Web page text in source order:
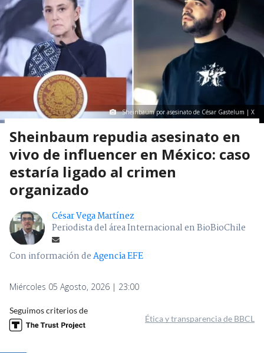
Sheinbaum por asesinato de César Gastelum | X
Sheinbaum repudia asesinato en
vivo de influencer en México: caso
estaría ligado al crimen
organizado
César Vega Martínez
Periodista del área Internacional en BioBioChile
Con información deAgencia EFE
Miércoles 05 Agosto, 2026 | 23:00
Seguimos criterios de
Ética y transparencia de BBCL